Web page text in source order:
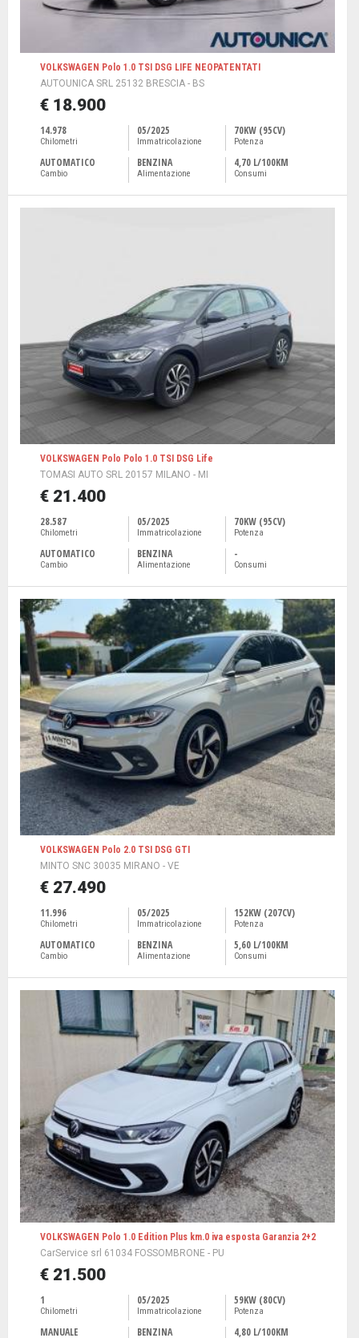
VOLKSWAGEN Polo 1.0 TSI DSG LIFE NEOPATENTATI
AUTOUNICA SRL 25132 BRESCIA - BS
€ 18.900
14.978
Chilometri
05/2025
Immatricolazione
70KW (95CV)
Potenza
AUTOMATICO
Cambio
BENZINA
Alimentazione
4,70 L/100KM
Consumi
VOLKSWAGEN Polo Polo 1.0 TSI DSG Life
TOMASI AUTO SRL 20157 MILANO - MI
€ 21.400
28.587
Chilometri
05/2025
Immatricolazione
70KW (95CV)
Potenza
AUTOMATICO
Cambio
BENZINA
Alimentazione
-
Consumi
VOLKSWAGEN Polo 2.0 TSI DSG GTI
MINTO SNC 30035 MIRANO - VE
€ 27.490
11.996
Chilometri
05/2025
Immatricolazione
152KW (207CV)
Potenza
AUTOMATICO
Cambio
BENZINA
Alimentazione
5,60 L/100KM
Consumi
VOLKSWAGEN Polo 1.0 Edition Plus km.0 iva esposta Garanzia 2+2
CarService srl 61034 FOSSOMBRONE - PU
€ 21.500
1
Chilometri
05/2025
Immatricolazione
59KW (80CV)
Potenza
MANUALE BENZINA 4,80 L/100KM